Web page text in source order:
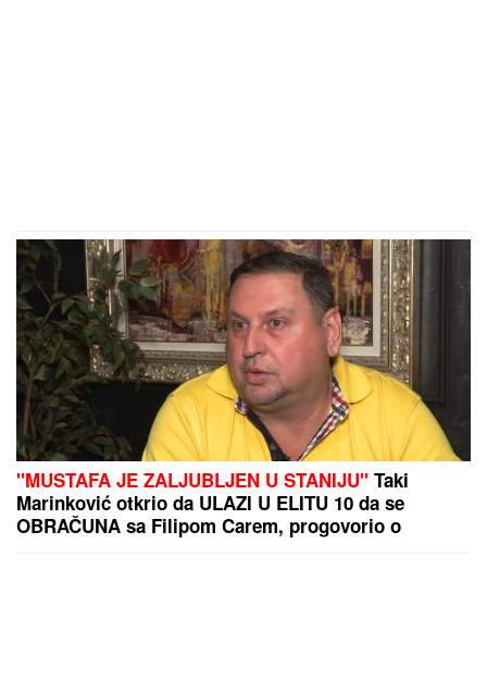
"MUSTAFA JE ZALJUBLJEN U STANIJU" Taki
Marinković otkrio da ULAZI U ELITU 10 da se
OBRAČUNA sa Filipom Carem, progovorio o